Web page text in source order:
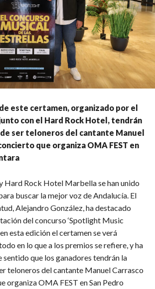
este certamen, organizado por el
con el Hard Rock Hotel, tendrán
ser teloneros del cantante Manuel
que organiza OMA FEST en
Hard Rock Hotel Marbella se han unido
buscar la mejor voz de Andalucía. El
Alejandro González, ha destacado
del concurso ‘Spotlight Music
esta edición el certamen se verá
en lo que a los premios se refiere, y ha
sentido que los ganadores tendrán la
teloneros del cantante Manuel Carrasco
organiza OMA FEST en San Pedro